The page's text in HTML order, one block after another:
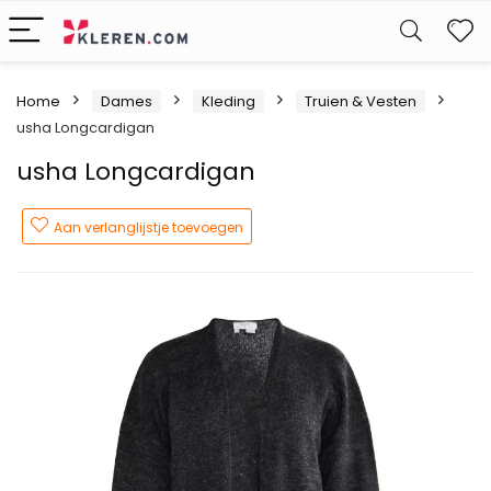
Home Dames Kleding
Truien & Vesten
usha Longcardigan
usha Longcardigan
Aan verlanglijstje toevoegen